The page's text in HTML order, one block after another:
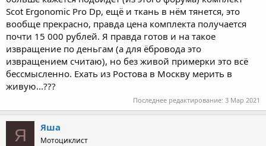
Scot Ergonomic Pro Dp, ещё и ткань в нём тянется, это
вообще прекрасно, правда цена комплекта получается
почти 15 000 рублей. Я правда готов и на такое
извращение по деньгам (а для ёбровода это
извращением считаю), но без живой примерки это всё
бессмысленно. Ехать из Ростова в Москву мерить в
живую...???
Последнее редактирование: 3 Мар 2021
Я Яша
Мотоциклист